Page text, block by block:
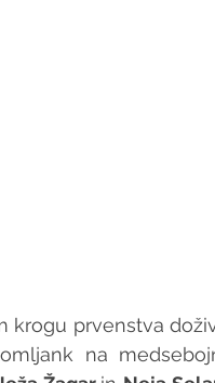
krogu prvenstva
na